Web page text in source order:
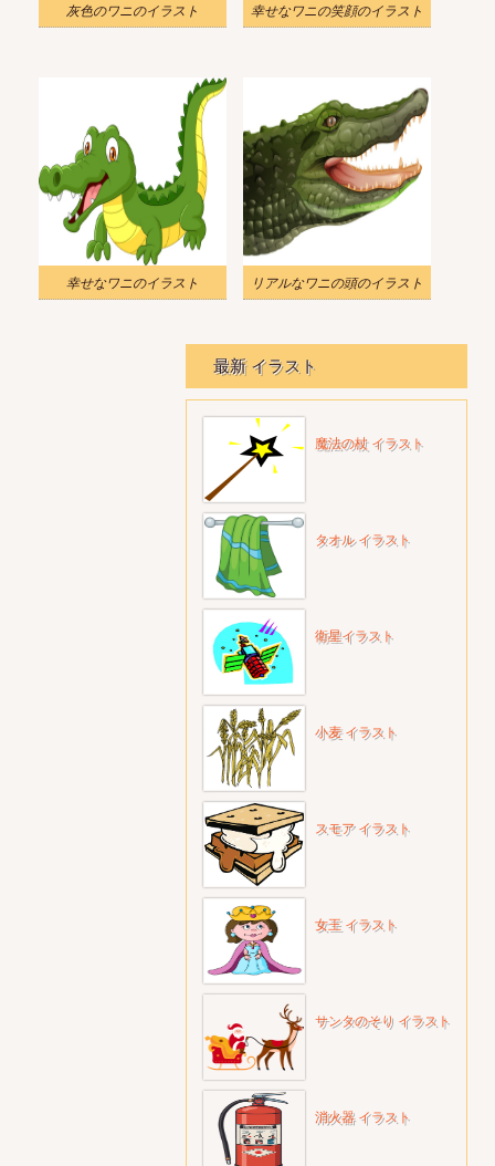
灰色のワニのイラスト 幸せなワニの笑顔のイラスト
幸せなワニのイラスト リアルなワニの頭のイラスト
最新 イラスト
魔法の杖 イラスト
タオル イラスト
衛星イラスト
小麦 イラスト
スモア イラスト
女王 イラスト
サンタのそり イラスト
消火器 イラスト